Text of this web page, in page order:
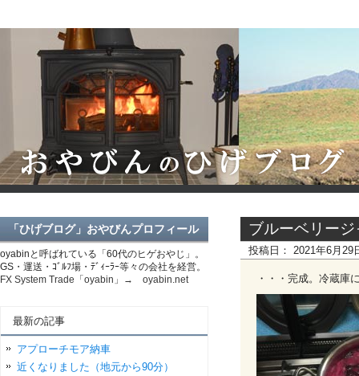
ブルーベリージ
投稿日： 2021年6月29
・・・完成。冷蔵庫
「ひげブログ」おやびんプロフィール
oyabinと呼ばれている「60代のヒゲおやじ」。
GS・運送・ｺﾞﾙﾌ場・ﾃﾞｨｰﾗｰ等々の会社を経営。
FX System Trade「oyabin」→ oyabin.net
最新の記事
アプローチモア納車
近くなりました（地元から90分）